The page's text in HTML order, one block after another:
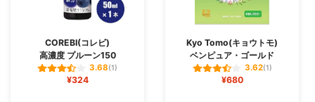
COREBI(コレビ)
高濃度 プルーン150
3.68(1)
¥324
Kyo Tomo(キョウトモ)
ベンピュア・ゴールド
3.62(1)
¥680